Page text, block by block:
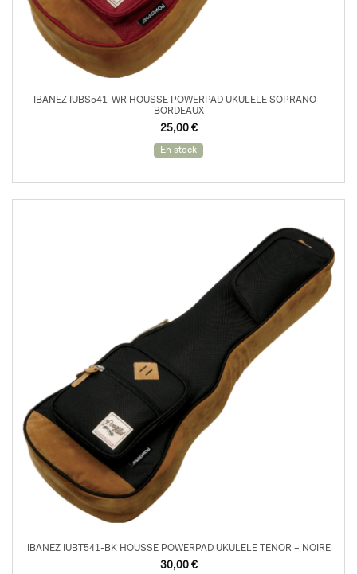
IBANEZ IUBS541-WR HOUSSE POWERPAD UKULELE SOPRANO –
BORDEAUX
25,00 €
En stock
IBANEZ IUBT541-BK HOUSSE POWERPAD UKULELE TENOR – NOIRE
30,00 €